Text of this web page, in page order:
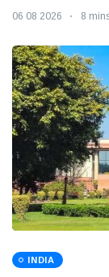
06 08 2026 8
INDIA